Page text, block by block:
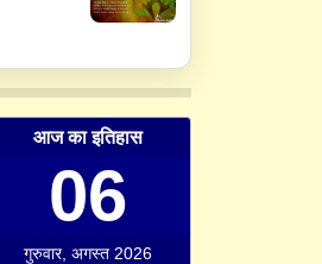
आज का इतिहास
06
गुरुवार, अगस्त 2026